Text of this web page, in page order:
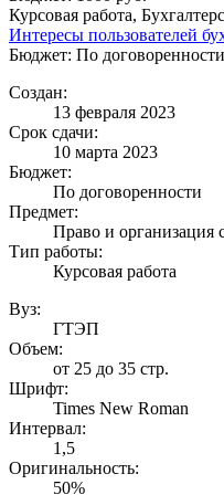
Курсовая работа,
Интересы пользователей
Бюджет: По договоренности
Создан:
13 февраля 2023
Срок сдачи:
10 марта 2023
Бюджет:
По договоренности
Предмет:
Право и организация
Тип работы:
Курсовая работа
Вуз:
ГТЭП
Объем:
от 25 до 35 стр.
Шрифт:
Times New Roman
Интервал:
1,5
Оригинальность:
50%